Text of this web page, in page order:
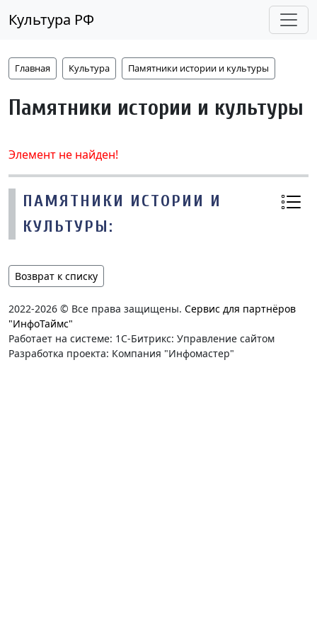
Культура РФ
Главная Культура Памятники истории и культуры
Памятники истории и культуры
Элемент не найден!
ПАМЯТНИКИ ИСТОРИИ И
КУЛЬТУРЫ:
Возврат к списку
2022-2026 © Все права защищены. Сервис для партнёров
"ИнфоТаймс"
Работает на системе: 1С-Битрикс: Управление сайтом
Разработка проекта: Компания "Инфомастер"